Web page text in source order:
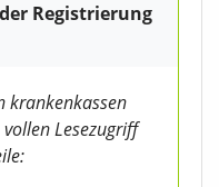
Registrierung
krankenkassen
Lesezugriff